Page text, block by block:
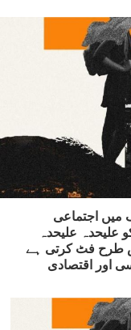
میں اجتماعی
علیحدہ علیحدہ
طرح فٹ کرتی ہے
اور اقتصادی